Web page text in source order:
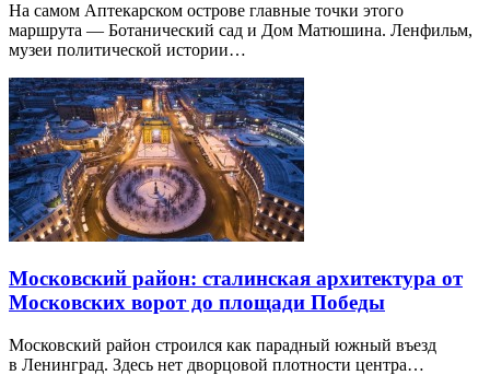
На самом Аптекарском острове главные точки этого
маршрута — Ботанический сад и Дом Матюшина. Ленфильм,
музеи политической истории…
Московский район: сталинская архитектура от
Московских ворот до площади Победы
Московский район строился как парадный южный въезд
в Ленинград. Здесь нет дворцовой плотности центра…